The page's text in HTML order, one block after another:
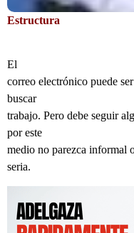
Estructura
El
correo electrónico puede
buscar
trabajo. Pero debe seguir
por este
medio no parezca informal
seria.